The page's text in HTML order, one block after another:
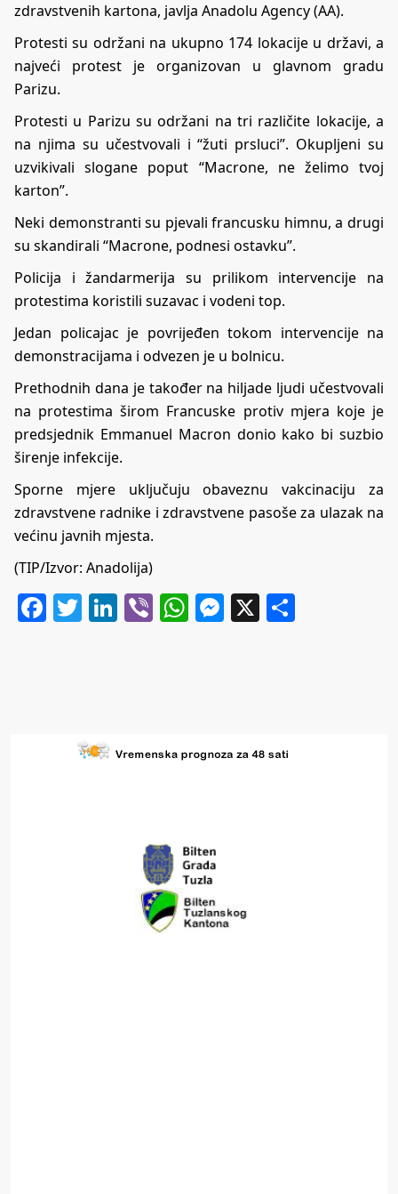
zdravstvenih kartona, javlja Anadolu Agency (AA).
Protesti su održani na ukupno 174 lokacije u državi, a
najveći protest je organizovan u glavnom gradu
Parizu.
Protesti u Parizu su održani na tri različite lokacije, a
na njima su učestvovali i “žuti prsluci”. Okupljeni su
uzvikivali slogane poput “Macrone, ne želimo tvoj
karton”.
Neki demonstranti su pjevali francusku himnu, a drugi
su skandirali “Macrone, podnesi ostavku”.
Policija i žandarmerija su prilikom intervencije na
protestima koristili suzavac i vodeni top.
Jedan policajac je povrijeđen tokom intervencije na
demonstracijama i odvezen je u bolnicu.
Prethodnih dana je također na hiljade ljudi učestvovali
na protestima širom Francuske protiv mjera koje je
predsjednik Emmanuel Macron donio kako bi suzbio
širenje infekcije.
Sporne mjere uključuju obaveznu vakcinaciju za
zdravstvene radnike i zdravstvene pasoše za ulazak na
većinu javnih mjesta.
(TIP/Izvor: Anadolija)
Facebook
Twitter
LinkedIn
ViberWhatsApp
Messenger
X